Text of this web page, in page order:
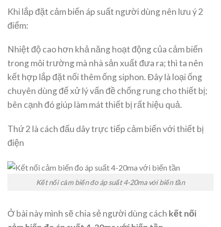
Khi lắp đặt cảm biến áp suất người dùng nên lưu ý 2
điểm:
Nhiệt độ cao hơn khả năng hoạt động của cảm biến
trong môi trường mà nhà sản xuất đưa ra; thì ta nên
kết hợp lắp đặt nối thêm ống siphon. Đây là loại ống
chuyên dùng để xử lý vấn đề chống rung cho thiết bị;
bên cạnh đó giúp làm mát thiết bị rất hiệu quả.
Thứ 2 là cách đấu dây trực tiếp cảm biến với thiết bị
điện
Kết nối cảm biến đo áp suất 4-20ma với biến tần
Ở bài này mình sẽ chia sẻ người dùng cách kết nối